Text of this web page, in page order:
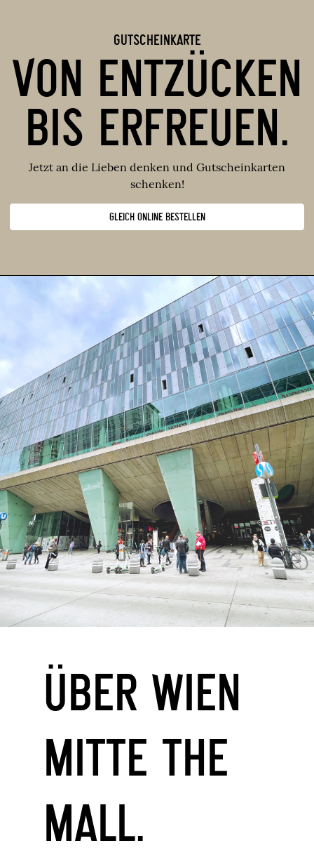
GUTSCHEINKARTE
VON ENTZÜCKEN
BIS ERFREUEN.
Jetzt an die Lieben denken und Gutscheinkarten
schenken!
GLEICH ONLINE BESTELLEN
ÜBER WIEN
MITTE THE
MALL.